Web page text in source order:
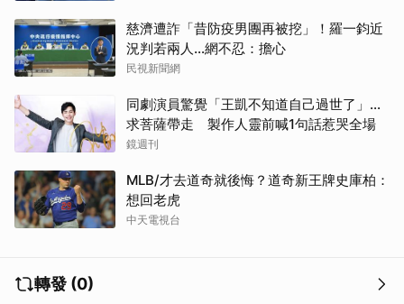
慈濟遭詐「昔防疫男團再被挖」！羅一鈞近
況判若兩人…網不忍：擔心
民視新聞網
同劇演員驚覺「王凱不知道自己過世了」...
求菩薩帶走 製作人靈前喊1句話惹哭全場
鏡週刊
MLB/才去道奇就後悔？道奇新王牌史庫柏：
想回老虎
中天電視台
轉發 (0)